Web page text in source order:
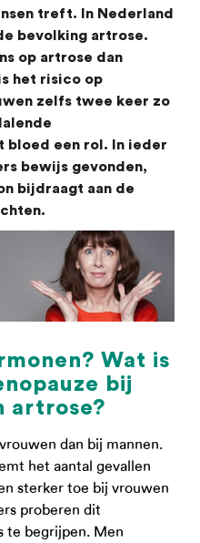
treft. In Nederland
bevolking artrose.
op artrose dan
het risico op
zelfs twee keer zo
bloed een rol. In ieder
bewijs gevonden,
bijdraagt aan de
Wat is
bij
artrose?
dan bij mannen.
het aantal gevallen
sterker toe bij vrouwen
proberen dit
te begrijpen. Men